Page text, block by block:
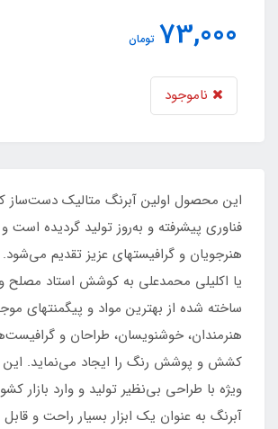
73,000 تومان
ناموجود
این محصول اولین آبرنگ متالیک دست‌ساز
فناوری پیشرفته و به‌روز تولید گردیده است
هنرجویان و گرافیستهای عزیز تقدیم
یا اکلیلی محمدعلی به کوشش استاد مصلح
ساخته شده از بهترین مواد و پیگمنتهای
هنرمندان، خوشنویسان، طراحان و
کشش و پوشش رنگ را ایجاد می‌نماید. این
ویژه با طراحی بی‌نظیر تولید و وارد بازار
آبرنگ به عنوان یک ابزار بسیار راحت و